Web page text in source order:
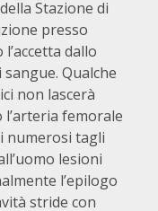
Stazione di
presso
dallo
Qualche
non lascerà
l’arteria femorale
numerosi tagli
lesioni
l’epilogo
stride con